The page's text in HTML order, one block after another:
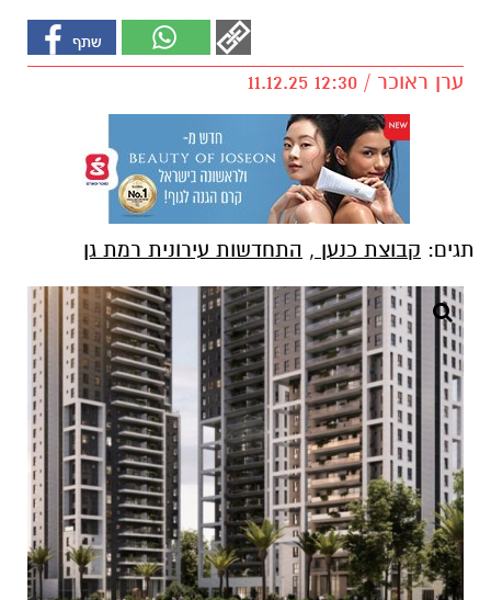
ערן ראוכר / 12:30 11.12.25
תגים: קבוצת כנען , התחדשות עירונית רמת גן